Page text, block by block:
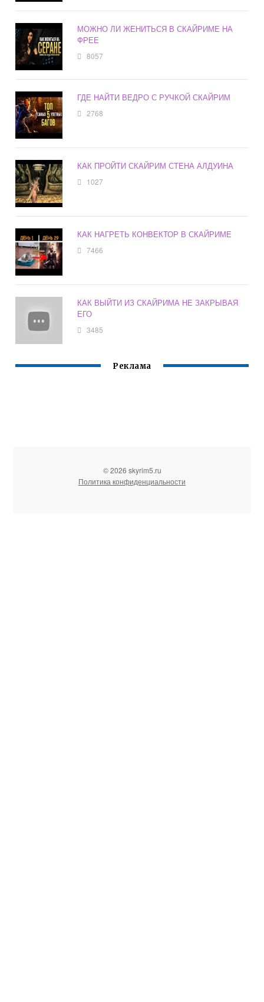
МОЖНО ЛИ ЖЕНИТЬСЯ В СКАЙРИМЕ НА
ФРЕЕ
8057
ГДЕ НАЙТИ ВЕДРО С РУЧКОЙ СКАЙРИМ
2768
КАК ПРОЙТИ СКАЙРИМ СТЕНА АЛДУИНА
1027
КАК НАГРЕТЬ КОНВЕКТОР В СКАЙРИМЕ
7466
КАК ВЫЙТИ ИЗ СКАЙРИМА НЕ ЗАКРЫВАЯ
ЕГО
3485
Реклама
© 2026 skyrim5.ru
Политика конфиденциальности